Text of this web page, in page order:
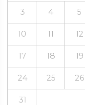
3 4 5
10 11 12
17 18 19
24 25 26
31